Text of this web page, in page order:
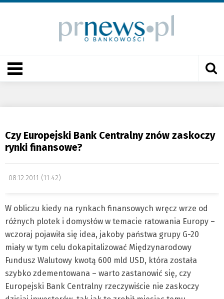
Czy Europejski Bank Centralny znów zaskoczy
rynki finansowe?
08.12.2011 (11:42)
W obliczu kiedy na rynkach finansowych wręcz wrze od
różnych plotek i domysłów w temacie ratowania Europy –
wczoraj pojawiła się idea, jakoby państwa grupy G-20
miały w tym celu dokapitalizować Międzynarodowy
Fundusz Walutowy kwotą 600 mld USD, która została
szybko zdementowana – warto zastanowić się, czy
Europejski Bank Centralny rzeczywiście nie zaskoczy